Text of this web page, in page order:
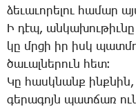
ձե­ւա­ւո­րե­լու հա­մար
Ի դէպ, ան­կա­խու­թիւ­նը
կը մրցի իր իսկ
ծա­ւալ­նե­րուն հետ։
­Կը հասկ­նանք ինք­նին,
գե­րա­գոյն պատ­ճառ